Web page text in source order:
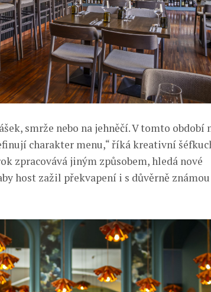
smrže nebo na jehněčí. V tomto období
charakter menu,“ říká kreativní
zpracovává jiným způsobem, hledá nové
host zažil překvapení i s důvěrně známou